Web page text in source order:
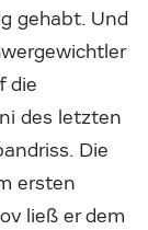
gehabt. Und
die
des letzten
Die
ersten
ließ er dem